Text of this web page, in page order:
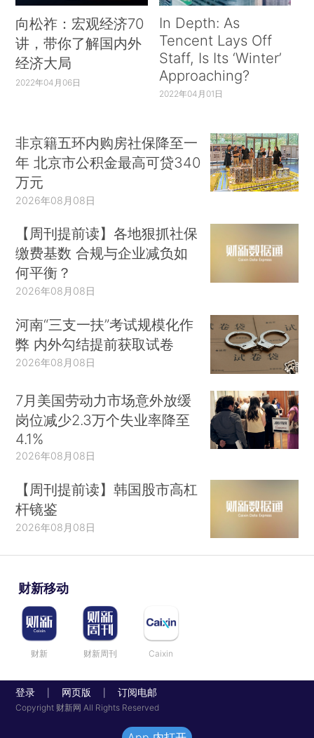
向松祚：宏观经济70
讲，带你了解国内外
经济大局
2022年04月06日
In Depth: As
Tencent Lays Off
Staff, Is Its ‘Winter’
Approaching?
2022年04月01日
非京籍五环内购房社保降至一
年 北京市公积金最高可贷340
万元
2026年08月08日
【周刊提前读】各地狠抓社保
缴费基数 合规与企业减负如
何平衡？
2026年08月08日
河南“三支一扶”考试规模化作
弊 内外勾结提前获取试卷
2026年08月08日
7月美国劳动力市场意外放缓
岗位减少2.3万个失业率降至
4.1%
2026年08月08日
【周刊提前读】韩国股市高杠
杆镜鉴
2026年08月08日
财新移动
财新 财新周刊 Caixin
登录 网页版 订阅电邮
Copyright 财新网 All Rights Reserved